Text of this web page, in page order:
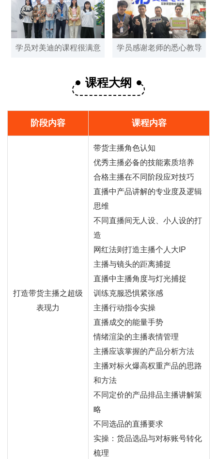
学员对美迪的课程很满意 学员感谢老师的悉心教导
课程大纲
阶段内容 课程内容
打造带货主播之超级
表现力
带货主播角色认知
优秀主播必备的技能素质培养
合格主播在不同阶段应对技巧
直播中产品讲解的专业度及逻辑
思维
不同直播间无人设、小人设的打
造
网红法则打造主播个人大IP
主播与镜头的距离捕捉
直播中主播角度与灯光捕捉
训练克服恐惧紧张感
主播行动指令实操
直播成交的能量手势
情绪渲染的主播表情管理
主播应该掌握的产品分析方法
主播对标火爆高权重产品的思路
和方法
不同定价的产品排品主播讲解策
略
不同选品的直播要求
实操：货品选品与对标账号转化
梳理